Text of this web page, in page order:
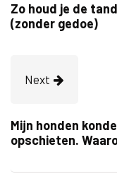
Zo houd je de
(zonder gedoe)
Next
Mijn honden
opschieten.